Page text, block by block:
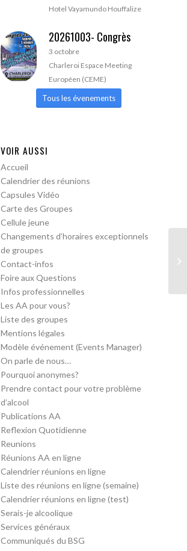
Hotel Vayamundo Houffalize
20261003- Congrès
3 octobre
Charleroi Espace Meeting
Européen (CEME)
Tous les évenements
VOIR AUSSI
Accueil
Calendrier des réunions
Capsules Vidéo
Carte des Groupes
Cellule jeune
Changements d’horaires exceptionnels
de groupes
Contact-infos
Foire aux Questions
Infos professionnelles
Les AA pour vous?
Liste des groupes
Mentions légales
Modèle événement (Events Manager)
On parle de nous…
Pourquoi anonymes?
Prendre contact pour votre problème
d’alcool
Publications AA
Reflexion Quotidienne
Reunions
Réunions AA en ligne
Calendrier réunions en ligne
Liste des réunions en ligne (semaine)
Calendrier réunions en ligne (test)
Serais-je alcoolique
Services généraux
Communiqués du BSG